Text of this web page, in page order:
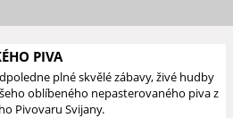
PIVA
plné skvělé zábavy, živé hudby
oblíbeného nepasterovaného piva z
Pivovaru Svijany.